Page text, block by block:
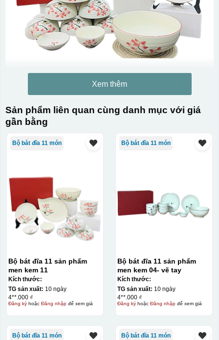
Xem thêm
Sản phẩm liên quan cùng danh mục với giá
gần bằng
Bộ bát đĩa 11 món
Bộ bát đĩa 11 sản phẩm
men kem 11
Kích thước:
TG sản xuất: 10 ngày
4**.000 ₫
Đăng kýhoặc Đăng nhậpđể xem giá
Bộ bát đĩa 11 món
Bộ bát đĩa 11 sản phẩm
men kem 04- vẽ tay
Kích thước:
TG sản xuất: 10 ngày
4**.000 ₫
Đăng kýhoặc Đăng nhậpđể xem giá
Bộ bát đĩa 11 món Bộ bát đĩa 11 món